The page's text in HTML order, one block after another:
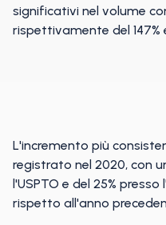
significativi nel volume
rispettivamente del 147%
L'incremento più
registrato nel 2020, con
l'USPTO e del 25% presso
rispetto all'anno